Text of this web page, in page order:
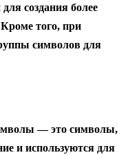
создания более
того, при
символов для
— это символы,
и используются для